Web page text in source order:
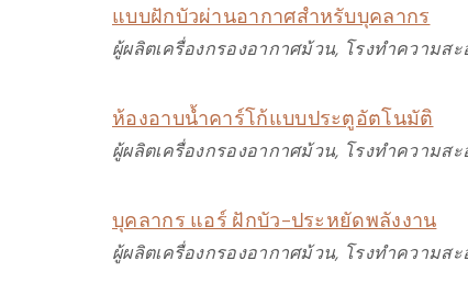
แบบฝักบัวผ่านอากาศสำหรับบุคลากร
ผู้ผลิตเครื่องกรองอากาศม้วน, โรงทำความ
ห้องอาบน้ำคาร์โก้แบบประตูอัตโนมัติ
ผู้ผลิตเครื่องกรองอากาศม้วน, โรงทำความ
บุคลากร แอร์ ฝักบัว-ประหยัดพลังงาน
ผู้ผลิตเครื่องกรองอากาศม้วน, โรงทำความ